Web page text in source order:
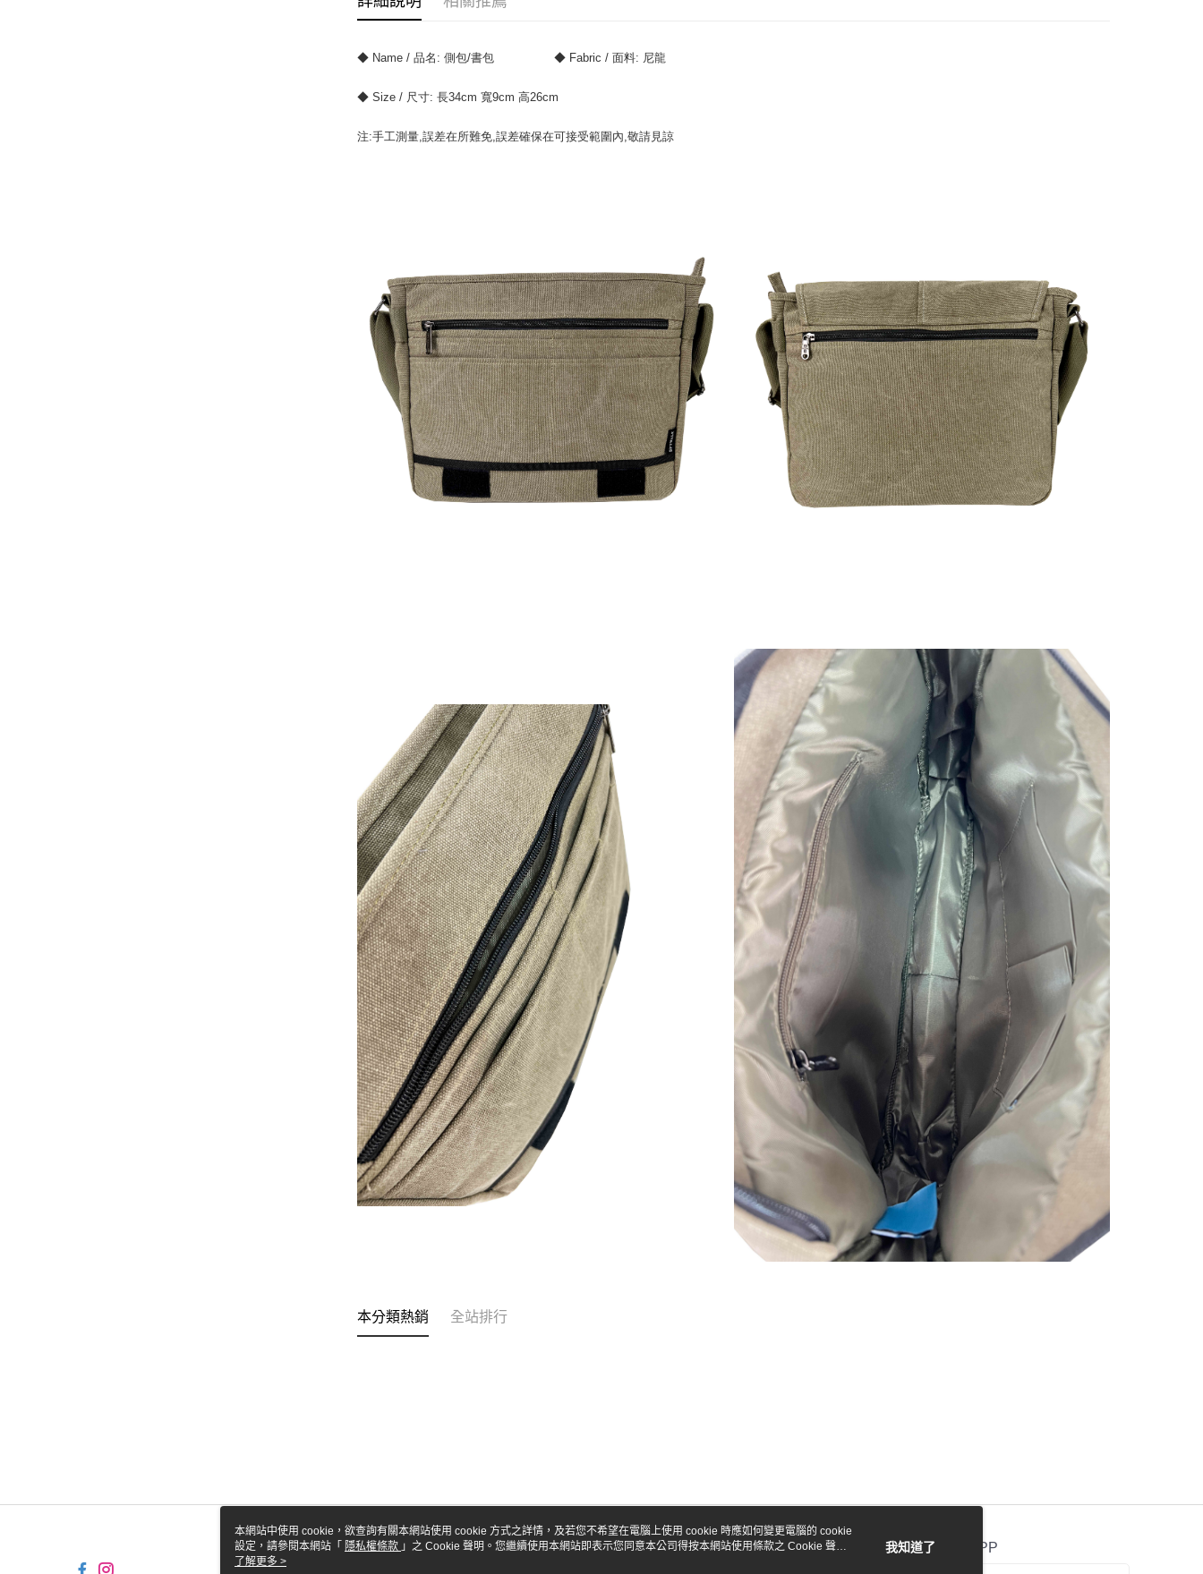
◆ Name / 品名: 側包/書包	               ◆ Fabric / 面料: 尼龍
◆ Size / 尺寸: 長34cm 寬9cm 高26cm
注:手工測量,誤差在所難免,誤差確保在可接受範圍內,敬請見諒
本分類熱銷 全站排行
關於我們 客服資訊 官方APP
本網站中使用 cookie，欲查詢有關本網站使用 cookie 方式之詳情，及若您不希望在電腦上使用 cookie 時應如何變更電腦的 cookie
設定，請參閱本網站「 隱私權條款 」之 Cookie 聲明。您繼續使用本網站即表示您同意本公司得按本網站使用條款之 Cookie 聲明
使用 cookie。
了解更多 >
我知道了